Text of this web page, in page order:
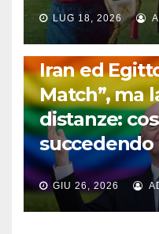
LUG 18, 2026
FUORI DAL CAMPO: CALCIO,
Iran ed
Match”, ma
distanze:
succedendo
GIU 26, 2026